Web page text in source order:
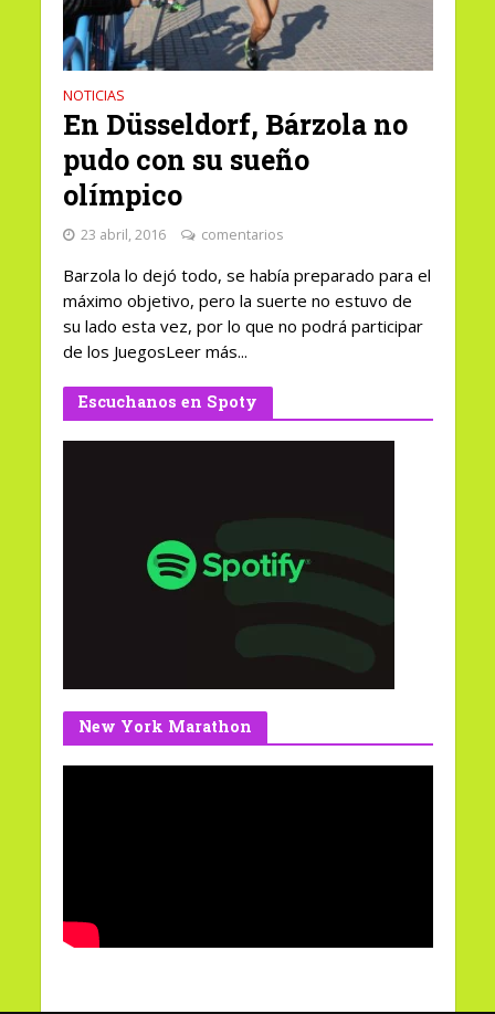
NOTICIAS
En Düsseldorf, Bárzola no
pudo con su sueño
olímpico
23 abril, 2016 comentarios
Barzola lo dejó todo, se había preparado para el
máximo objetivo, pero la suerte no estuvo de
su lado esta vez, por lo que no podrá participar
de los JuegosLeer más...
Escuchanos en Spoty
New York Marathon